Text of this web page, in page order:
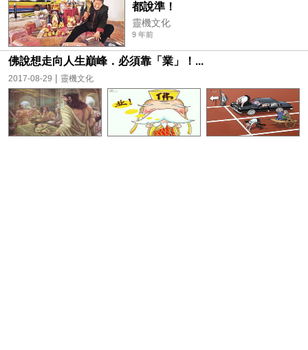
都說準！
靈機文化
9 年前
佛說想走向人生巔峰．必須靠「業」！...
2017-08-29 | 靈機文化